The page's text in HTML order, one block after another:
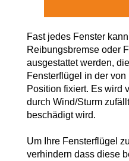
Durchreichefenster
Englische Schiebefenster
Klappfenster
Loftfenster
Nach aussen öffnende
Hebeschiebetüren Holz-Alu
Faltschiebetüren Holz
Pivottüren
Rollläden Übersicht
Fensterscheiben
Fensterkopplungen
THEMEN
Erklärvideos
Energiesparfenster
Sicherheitsfenster
Fast jedes Fenster
Reibungsbremse oder
ausgestattet werden,
Fensterflügel in der
Position fixiert. Es wird
durch Wind/Sturm
beschädigt wird.
Um Ihre Fensterflügel
verhindern dass diese